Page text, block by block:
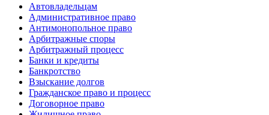
Автовладельцам
Административное право
Антимонопольное право
Арбитражные споры
Арбитражный процесс
Банки и кредиты
Банкротство
Взыскание долгов
Гражданское право и процесс
Договорное право